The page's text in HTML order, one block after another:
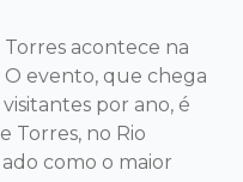
acontece na
O evento, que chega
por ano, é
Torres, no Rio
como o maior